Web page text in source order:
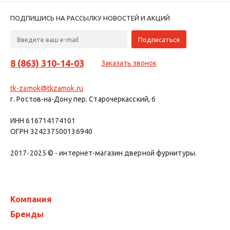
ПОДПИШИСЬ НА РАССЫЛКУ НОВОСТЕЙ И АКЦИЙ
8 (863) 310-14-03 Заказать звонок
tk-zamok@tkzamok.ru
г. Ростов-на-Дону пер. Старочеркасский, 6
ИНН 616714174101
ОГРН 324237500136940
2017-2025 © - интернет-магазин дверной фурнитуры.
Компания
Бренды